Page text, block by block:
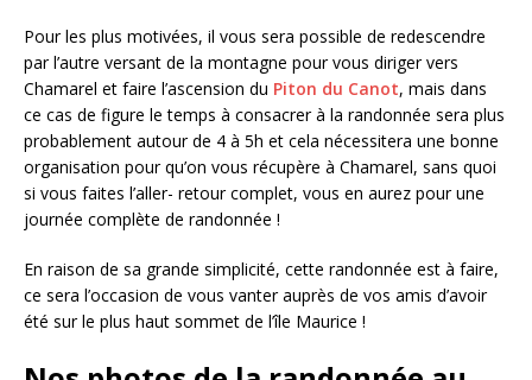
Pour les plus motivées, il vous sera possible de redescendre
par l’autre versant de la montagne pour vous diriger vers
Chamarel et faire l’ascension du Piton du Canot, mais dans
ce cas de figure le temps à consacrer à la randonnée sera plus
probablement autour de 4 à 5h et cela nécessitera une bonne
organisation pour qu’on vous récupère à Chamarel, sans quoi
si vous faites l’aller- retour complet, vous en aurez pour une
journée complète de randonnée !
En raison de sa grande simplicité, cette randonnée est à faire,
ce sera l’occasion de vous vanter auprès de vos amis d’avoir
été sur le plus haut sommet de l’île Maurice !